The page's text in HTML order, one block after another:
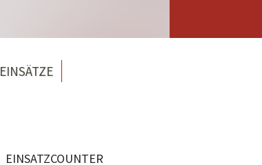
EINSÄTZE
EINSATZCOUNTER